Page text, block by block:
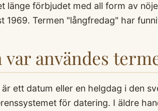
länge förbjudet med all form av
1969. Termen "långfredag" har
var användes
ett datum eller en helgdag i den
för datering. I äldre